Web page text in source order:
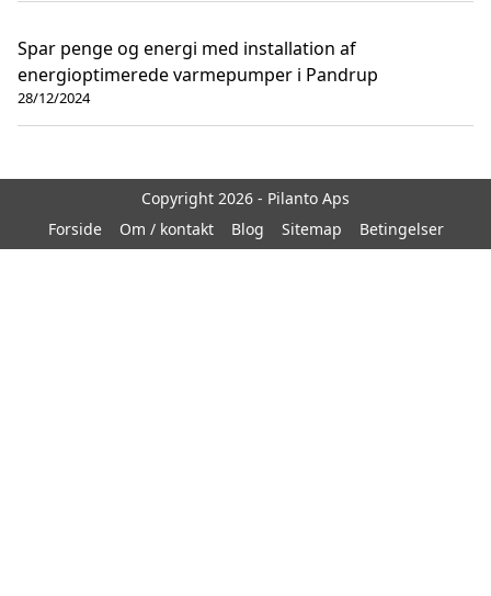
Spar penge og energi med installation af
energioptimerede varmepumper i Pandrup
28/12/2024
Copyright 2026 - Pilanto Aps
Forside
Om / kontakt Blog Sitemap Betingelser